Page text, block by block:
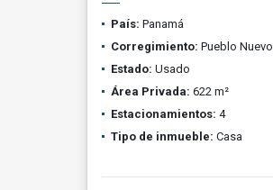
País: Panamá
Corregimiento: Pueblo Nuevo
Estado: Usado
Área Privada: 622 m²
Estacionamientos: 4
Tipo de inmueble: Casa